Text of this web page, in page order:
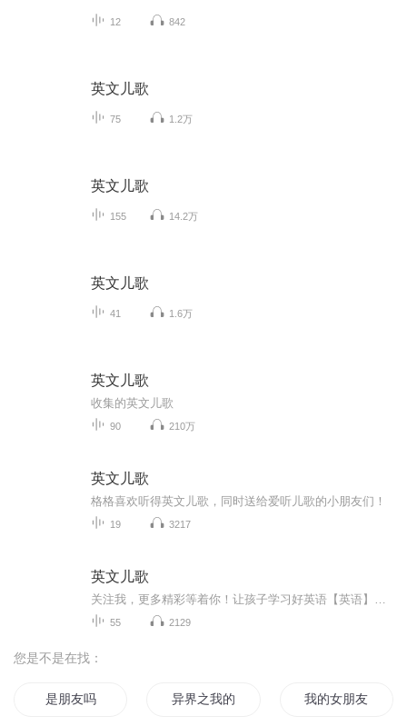
12 842
英文儿歌
75 1.2万
英文儿歌
155 14.2万
英文儿歌
41 1.6万
英文儿歌
收集的英文儿歌
90 210万
英文儿歌
格格喜欢听得英文儿歌，同时送给爱听儿歌的小朋友们！
19 3217
英文儿歌
55 2129
您是不是在找：
是朋友吗 异界之我的朋友很多 我的女朋友们